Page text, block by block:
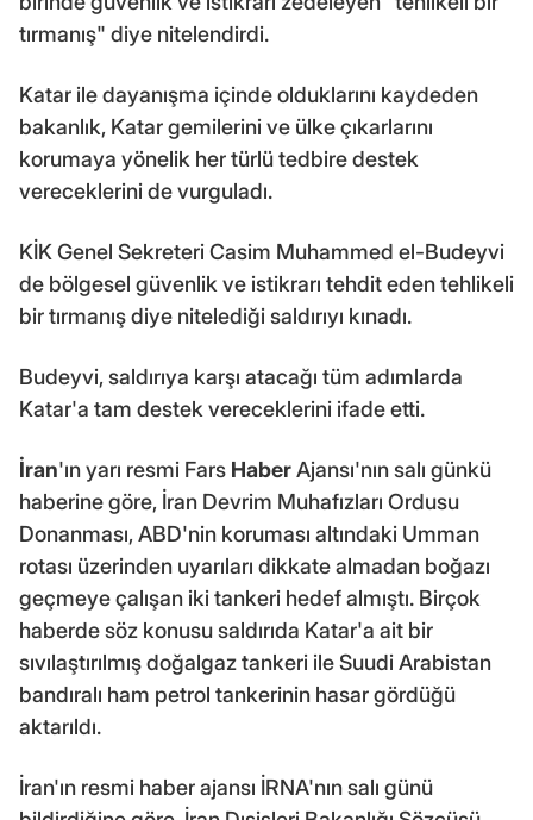
tırmanış" diye nitelendirdi.
Katar ile dayanışma içinde olduklarını kaydeden
bakanlık, Katar gemilerini ve ülke çıkarlarını
korumaya yönelik her türlü tedbire destek
vereceklerini de vurguladı.
KİK Genel Sekreteri Casim Muhammed el-Budeyvi
de bölgesel güvenlik ve istikrarı tehdit eden tehlikeli
bir tırmanış diye nitelediği saldırıyı kınadı.
Budeyvi, saldırıya karşı atacağı tüm adımlarda
Katar'a tam destek vereceklerini ifade etti.
İran'ın yarı resmi Fars HaberAjansı'nın salı günkü
haberine göre, İran Devrim Muhafızları Ordusu
Donanması, ABD'nin koruması altındaki Umman
rotası üzerinden uyarıları dikkate almadan boğazı
geçmeye çalışan iki tankeri hedef almıştı. Birçok
haberde söz konusu saldırıda Katar'a ait bir
sıvılaştırılmış doğalgaz tankeri ile Suudi Arabistan
bandıralı ham petrol tankerinin hasar gördüğü
aktarıldı.
İran'ın resmi haber ajansı İRNA'nın salı günü